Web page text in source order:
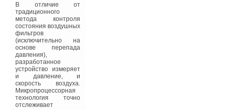
В отличие от
традиционного
метода контроля
состояния воздушных
фильтров
(исключительно на
основе перепада
давления),
разработанное
устройство измеряет
и давление, и
скорость воздуха.
Микропроцессорная
технология точно
отслеживает
Универсиады в
Казани, впоследствии
могут быть применены
во всем городском
хозяйстве, — отметил
Ильсур Метшин, мэр
столицы Татарстана.
— Например,
светодиодное
наружное освещение
планируется в
дальнейшем
использовать не
только на спорт-
объектах, но и на